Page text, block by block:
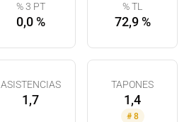
% 3 PT
0,0 %
% TL
72,9 %
ASISTENCIAS
1,7
TAPONES
1,4
# 8